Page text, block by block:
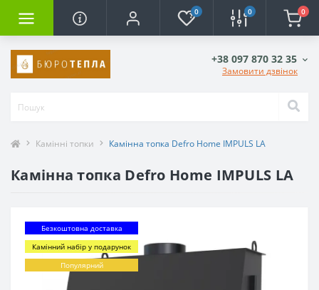
0 0 0
+38 097 870 32 35
Замовити дзвінок
Камінні топки Камінна топка Defro Home IMPULS LA
Камінна топка Defro Home IMPULS LA
Безкоштовна доставка
Камінний набір у подарунок
Популярний